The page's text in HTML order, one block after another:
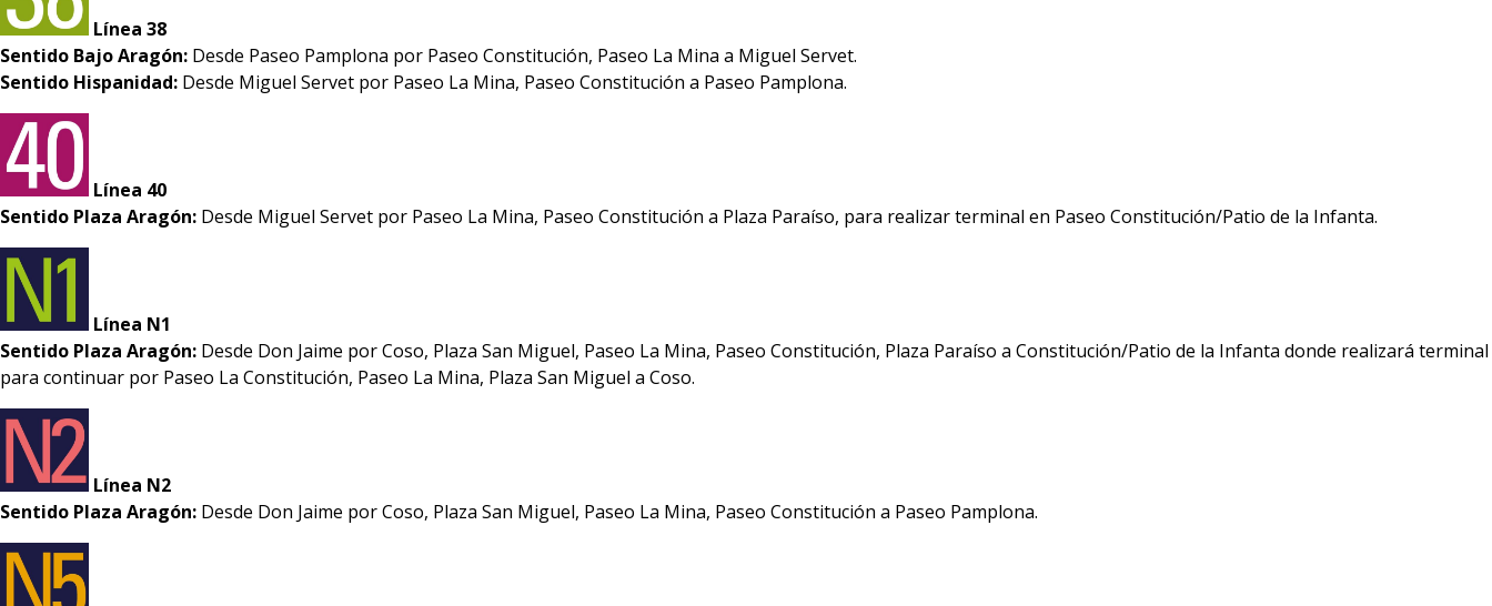
Línea 38
Sentido Bajo Aragón: Desde Paseo Pamplona por Paseo Constitución, Paseo La Mina a Miguel Servet.
Sentido Hispanidad: Desde Miguel Servet por Paseo La Mina, Paseo Constitución a Paseo Pamplona.
Línea 40
Sentido Plaza Aragón: Desde Miguel Servet por Paseo La Mina, Paseo Constitución a Plaza Paraíso, para realizar terminal en Paseo Constitución/Patio de la Infanta.
Línea N1
Sentido Plaza Aragón: Desde Don Jaime por Coso, Plaza San Miguel, Paseo La Mina, Paseo Constitución, Plaza Paraíso a Constitución/Patio de la Infanta donde realizará terminal
para continuar por Paseo La Constitución, Paseo La Mina, Plaza San Miguel a Coso.
Línea N2
Sentido Plaza Aragón: Desde Don Jaime por Coso, Plaza San Miguel, Paseo La Mina, Paseo Constitución a Paseo Pamplona.